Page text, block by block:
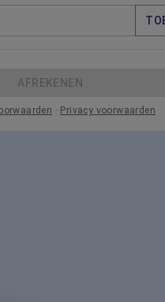
AFREKENEN
· Privacy voorwaarden